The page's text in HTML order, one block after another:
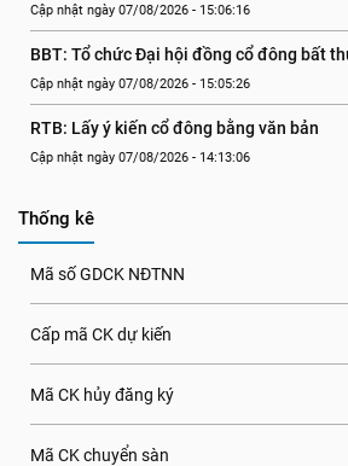
Cập nhật ngày 07/08/2026 - 15:06:16
BBT: Tổ chức Đại hội đồng cổ đông bất
Cập nhật ngày 07/08/2026 - 15:05:26
RTB: Lấy ý kiến cổ đông bằng văn bản
Cập nhật ngày 07/08/2026 - 14:13:06
Thống kê
Mã số GDCK NĐTNN
Cấp mã CK dự kiến
Mã CK hủy đăng ký
Mã CK chuyển sàn